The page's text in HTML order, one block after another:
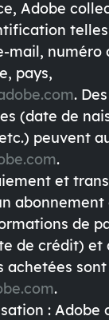
Adobe
mail, numéro
pays,
.
(date de
peuvent
.
et
de
de crédit) et
achetées sont
.
: Adobe